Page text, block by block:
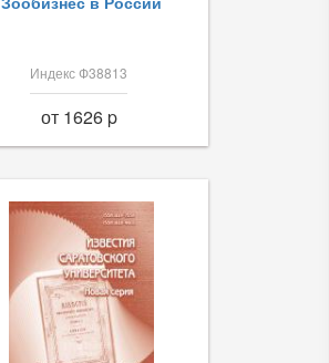
Индекс Ф38813
от 1626 p